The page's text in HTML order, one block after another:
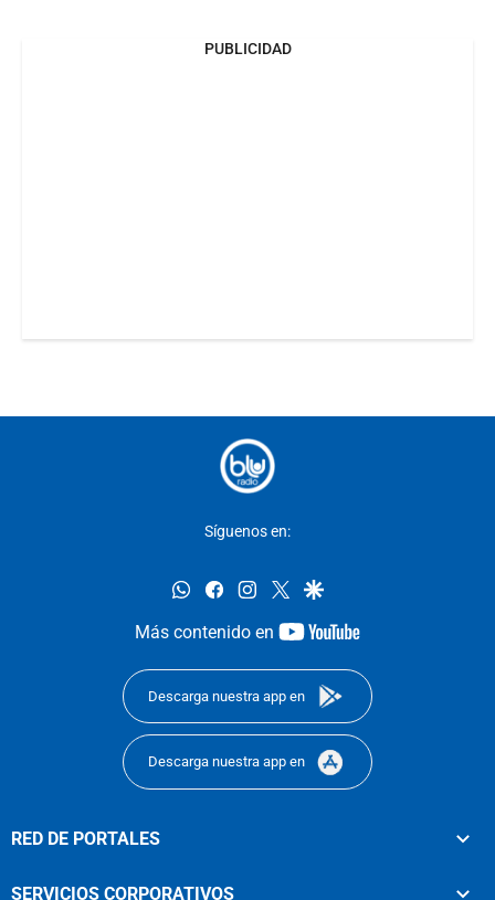
PUBLICIDAD
Síguenos en:
whatsappfacebookinstagram
twittergoogle
Más contenido en
youtube-
Descarga nuestra app en
Descarga nuestra app en
RED DE PORTALES
SERVICIOS CORPORATIVOS